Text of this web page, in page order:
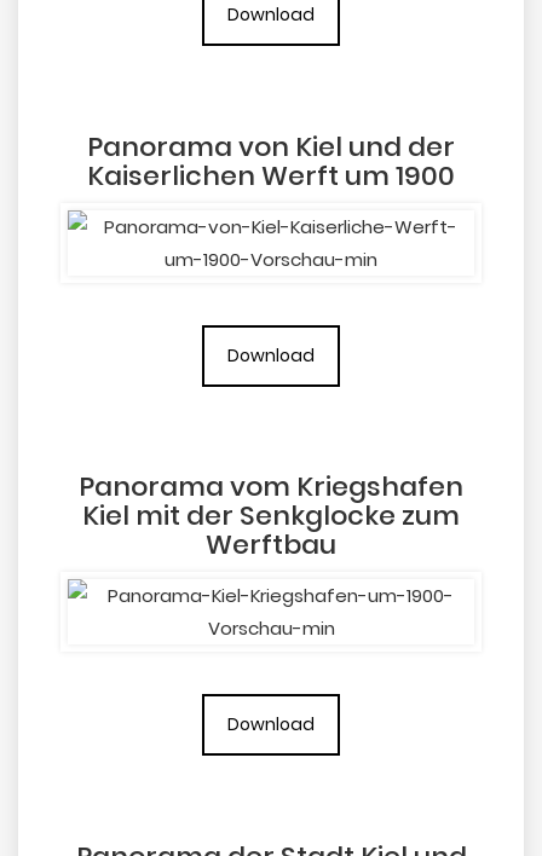
Download
Panorama von Kiel und der
Kaiserlichen Werft um 1900
Download
Panorama vom Kriegshafen
Kiel mit der Senkglocke zum
Werftbau
Download